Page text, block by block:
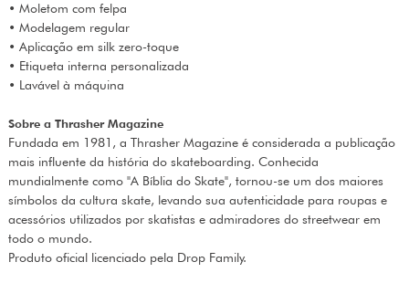
• Moletom com felpa
• Modelagem regular
• Aplicação em silk zero-toque
• Etiqueta interna personalizada
• Lavável à máquina
Sobre a Thrasher Magazine
Fundada em 1981, a Thrasher Magazine é considerada a publicação
mais influente da história do skateboarding. Conhecida
mundialmente como "A Bíblia do Skate", tornou-se um dos maiores
símbolos da cultura skate, levando sua autenticidade para roupas e
acessórios utilizados por skatistas e admiradores do streetwear em
todo o mundo.
Produto oficial licenciado pela Drop Family.